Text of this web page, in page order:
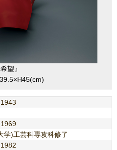
希望』
1943
1969
学)工芸科専攻科修了
1982